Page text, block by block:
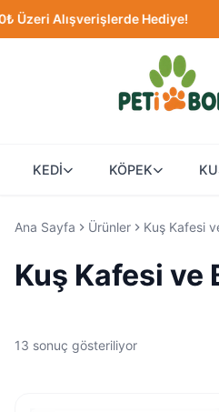
Alışverişlerde Hediye!
KEDİ KÖPEK
Ana Sayfa Ürünler Kuş Kafesi
Kuş Kafesi ve
13 sonuç gösteriliyor